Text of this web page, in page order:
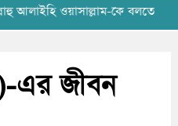
ওয়াসাল্লাম-কে বলতে শুনেছি যে,
এর জীবন